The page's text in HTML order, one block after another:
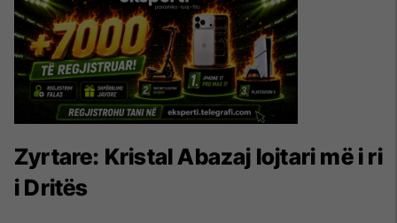
Zyrtare: Kristal Abazaj lojtari më i ri
i Dritës